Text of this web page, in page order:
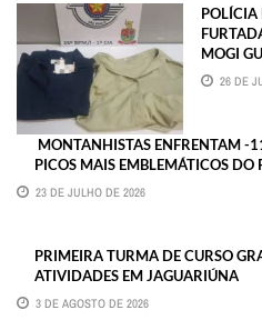
POLÍCIA
MOGI
26 DE
MONTANHISTAS ENFRENTAM -
PICOS MAIS EMBLEMÁTICOS
23 DE JULHO DE 2026
PRIMEIRA TURMA DE CURSO
ATIVIDADES EM JAGUARIÚNA
3 DE AGOSTO DE 2026